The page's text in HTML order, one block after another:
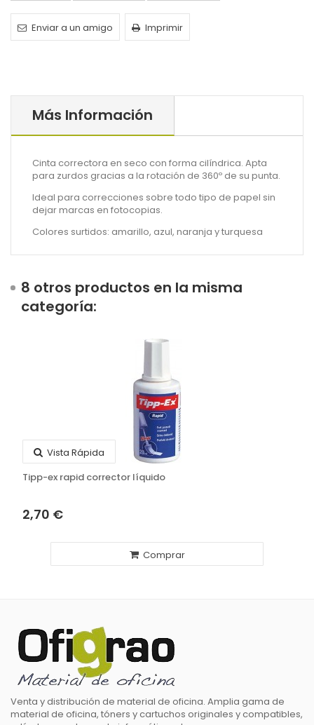
Enviar a un amigo Imprimir
Más Información
Cinta correctora en seco con forma cilíndrica. Apta
para zurdos gracias a la rotación de 360º de su punta.
Ideal para correcciones sobre todo tipo de papel sin
dejar marcas en fotocopias.
Colores surtidos: amarillo, azul, naranja y turquesa
8 otros productos en la misma
categoría:
Vista Rápida
Tipp-ex rapid corrector líquido
2,70 €
Comprar
Venta y distribución de material de oficina. Amplia gama de
material de oficina, tóners y cartuchos originales y compatibles,